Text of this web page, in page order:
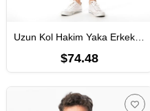
Uzun Kol Hakim Yaka Erkek Müslin Yazlık Gömlek Gri Gri
$74.48